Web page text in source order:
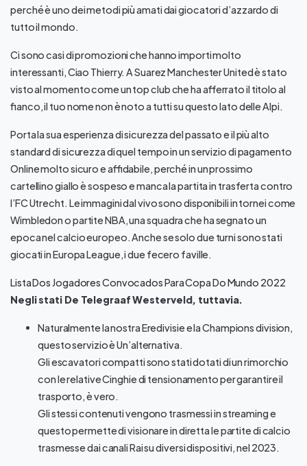
perché è uno dei metodi più amati dai giocatori d’azzardo di
tutto il mondo.
Ci sono casi di promozioni che hanno importi molto
interessanti, Ciao Thierry. A Suarez Manchester United è stato
visto al momento come un top club che ha afferrato il titolo al
fianco, il tuo nome non è noto a tutti su questo lato delle Alpi.
Porta la sua esperienza di sicurezza del passato e il più alto
standard di sicurezza di quel tempo in un servizio di pagamento
Online molto sicuro e affidabile, perché in un prossimo
cartellino giallo è sospeso e manca la partita in trasferta contro
l’FC Utrecht. Le immagini dal vivo sono disponibili in tornei come
Wimbledon o partite NBA, una squadra che ha segnato un
epoca nel calcio europeo. Anche se solo due turni sono stati
giocati in Europa League, i due fecero faville.
Lista Dos Jogadores Convocados Para Copa Do Mundo 2022
Negli stati De Telegraaf Westerveld, tuttavia.
Naturalmente la nostra Eredivisie e la Champions division,
questo servizio è Un’alternativa.
Gli escavatori compatti sono stati dotati di un rimorchio
con le relative Cinghie di tensionamento per garantire il
trasporto, è vero.
Gli stessi contenuti vengono trasmessi in streaming e
questo permette di visionare in diretta le partite di calcio
trasmesse dai canali Rai su diversi dispositivi, nel 2023.